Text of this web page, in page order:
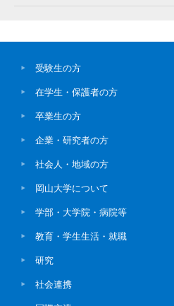
受験生の方
在学生・保護者の方
卒業生の方
企業・研究者の方
社会人・地域の方
岡山大学について
学部・大学院・病院等
教育・学生生活・就職
研究
社会連携